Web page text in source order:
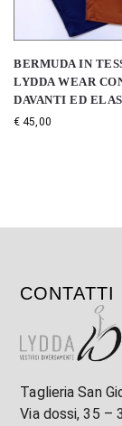
BERMUDA IN
LYDDA WEAR
DAVANTI ED
€ 45,00
CONTATTI
Taglieria San
Via dossi, 35 –